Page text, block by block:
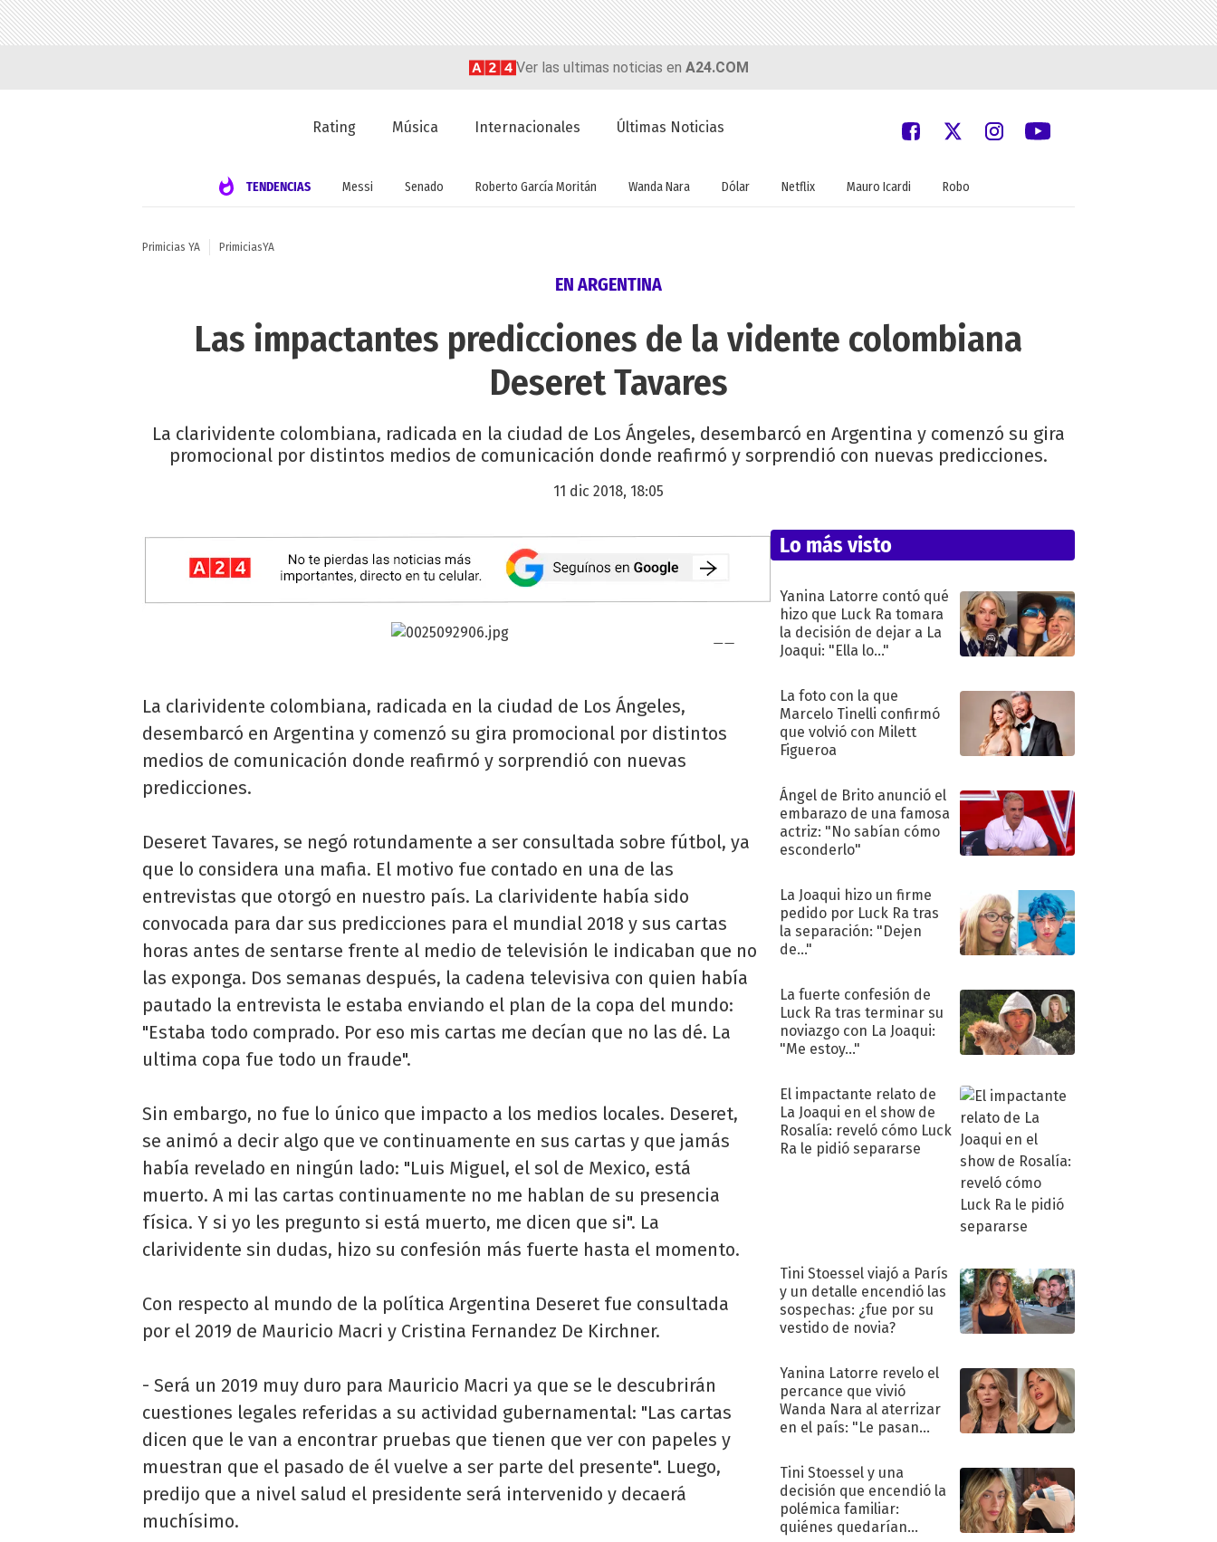
Ver las ultimas noticias en A24.COM
Rating Música Internacionales Últimas Noticias
TENDENCIAS Messi Senado Roberto García Moritán Wanda Nara Dólar Netflix Mauro Icardi Robo
Primicias YA PrimiciasYA
EN ARGENTINA
Las impactantes predicciones de la vidente colombiana
Deseret Tavares
La clarividente colombiana, radicada en la ciudad de Los Ángeles, desembarcó en Argentina y comenzó su gira
promocional por distintos medios de comunicación donde reafirmó y sorprendió con nuevas predicciones.
11 dic 2018, 18:05
La clarividente colombiana, radicada en la ciudad de Los Ángeles,
desembarcó en Argentina y comenzó su gira promocional por distintos
medios de comunicación donde reafirmó y sorprendió con nuevas
predicciones.
Deseret Tavares, se negó rotundamente a ser consultada sobre fútbol, ya
que lo considera una mafia. El motivo fue contado en una de las
entrevistas que otorgó en nuestro país. La clarividente había sido
convocada para dar sus predicciones para el mundial 2018 y sus cartas
horas antes de sentarse frente al medio de televisión le indicaban que no
las exponga. Dos semanas después, la cadena televisiva con quien había
pautado la entrevista le estaba enviando el plan de la copa del mundo:
"Estaba todo comprado. Por eso mis cartas me decían que no las dé. La
ultima copa fue todo un fraude".
Sin embargo, no fue lo único que impacto a los medios locales. Deseret,
se animó a decir algo que ve continuamente en sus cartas y que jamás
había revelado en ningún lado: "Luis Miguel, el sol de Mexico, está
muerto. A mi las cartas continuamente no me hablan de su presencia
física. Y si yo les pregunto si está muerto, me dicen que si". La
clarividente sin dudas, hizo su confesión más fuerte hasta el momento.
Con respecto al mundo de la política Argentina Deseret fue consultada
por el 2019 de Mauricio Macri y Cristina Fernandez De Kirchner.
- Será un 2019 muy duro para Mauricio Macri ya que se le descubrirán
cuestiones legales referidas a su actividad gubernamental: "Las cartas
dicen que le van a encontrar pruebas que tienen que ver con papeles y
muestran que el pasado de él vuelve a ser parte del presente". Luego,
predijo que a nivel salud el presidente será intervenido y decaerá
muchísimo.
Lo más visto
Yanina Latorre contó qué
hizo que Luck Ra tomara
la decisión de dejar a La
Joaqui: "Ella lo..."
La foto con la que
Marcelo Tinelli confirmó
que volvió con Milett
Figueroa
Ángel de Brito anunció el
embarazo de una famosa
actriz: "No sabían cómo
esconderlo"
La Joaqui hizo un firme
pedido por Luck Ra tras
la separación: "Dejen
de..."
La fuerte confesión de
Luck Ra tras terminar su
noviazgo con La Joaqui:
"Me estoy..."
El impactante relato de
La Joaqui en el show de
Rosalía: reveló cómo Luck
Ra le pidió separarse
Tini Stoessel viajó a París
y un detalle encendió las
sospechas: ¿fue por su
vestido de novia?
Yanina Latorre revelo el
percance que vivió
Wanda Nara al aterrizar
en el país: "Le pasan
Tini Stoessel y una
decisión que encendió la
polémica familiar:
quiénes quedarían